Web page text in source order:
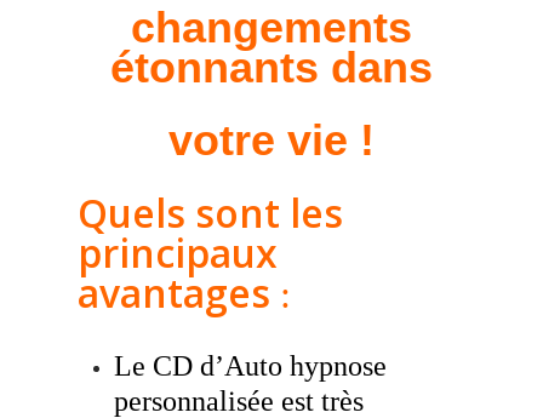
changements
étonnants dans
votre vie !
Quels sont les
principaux
avantages :
Le CD d’Auto hypnose
personnalisée est très